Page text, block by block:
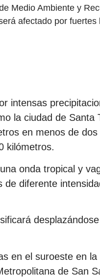
Medio Ambiente y
afectado por fuertes
intensas
la ciudad de Santa
en menos de dos
kilómetros.
onda tropical y
diferente
desplazándose
en el suroeste en
de San